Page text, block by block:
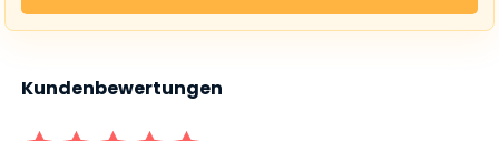
Kundenbewertungen